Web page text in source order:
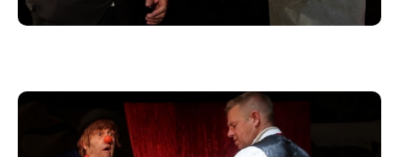
se situant entre la rivalité et la complicité des deux
public, dans une forme artistique traditionnelle
revisitée, pour un spectacle original et haut en